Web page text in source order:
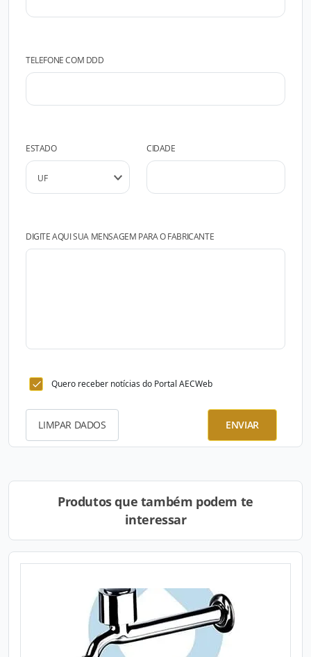
TELEFONE COM DDD
ESTADO CIDADE
DIGITE AQUI SUA MENSAGEM PARA O FABRICANTE
Quero receber notícias do Portal AECWeb
LIMPAR DADOS ENVIAR
Produtos que também podem te
interessar